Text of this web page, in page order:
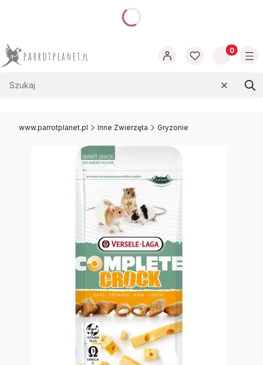
Produkty
Wyczyść
www.parrotplanet.pl Inne Zwierzęta Gryzonie